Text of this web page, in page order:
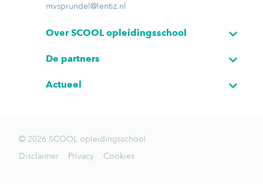
mvsprundel@lentiz.nl
Over SCOOL opleidingsschool
De partners
Actueel
© 2026 SCOOL opleidingsschool
Disclaimer
Privacy Cookies